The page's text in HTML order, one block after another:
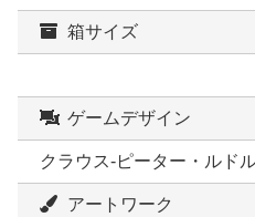
箱サイズ
ゲームデザイン
クラウス-ピーター・ルド
アートワーク